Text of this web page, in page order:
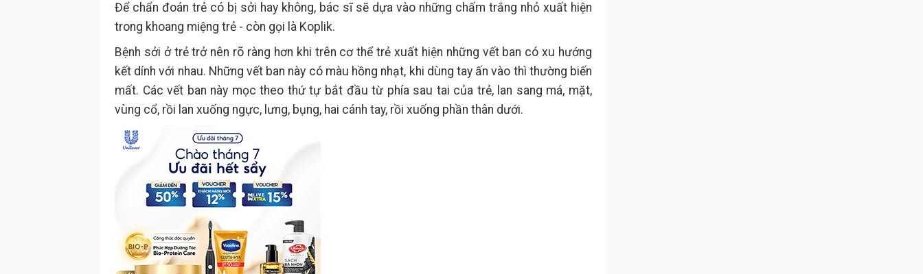
Để chẩn đoán trẻ có bị sởi hay không, bác sĩ sẽ dựa vào những chấm trắng nhỏ xuất hiện
trong khoang miệng trẻ - còn gọi là Koplik.
Bệnh sởi ở trẻ trở nên rõ ràng hơn khi trên cơ thể trẻ xuất hiện những vết ban có xu hướng
kết dính với nhau. Những vết ban này có màu hồng nhạt, khi dùng tay ấn vào thì thường biến
mất. Các vết ban này mọc theo thứ tự bắt đầu từ phía sau tai của trẻ, lan sang má, mặt,
vùng cổ, rồi lan xuống ngực, lưng, bụng, hai cánh tay, rồi xuống phần thân dưới.